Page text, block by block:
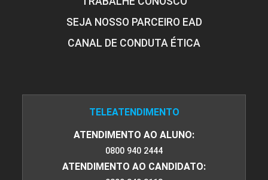
SEJA NOSSO PARCEIRO EAD
CANAL DE CONDUTA ÉTICA
TELEATENDIMENTO
ATENDIMENTO AO ALUNO:
0800 940 2444
ATENDIMENTO AO CANDIDATO: